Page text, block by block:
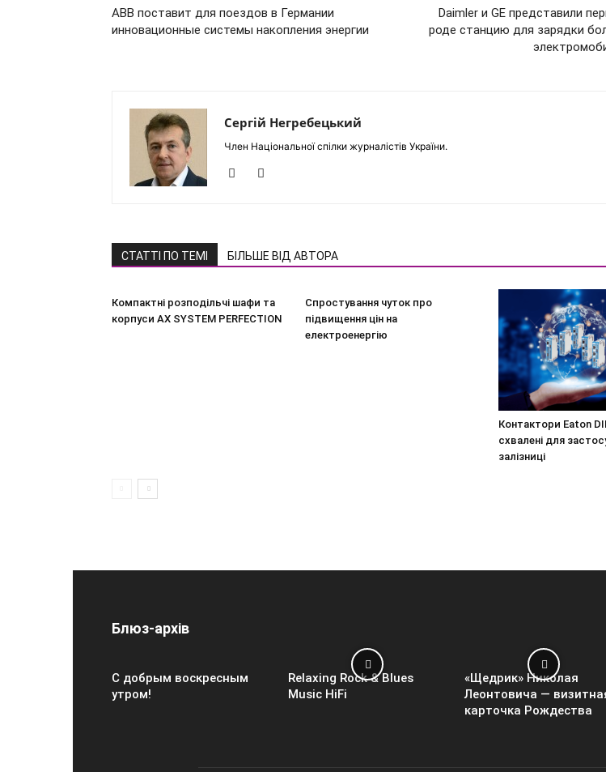
ABB поставит для поездов в Германии
инновационные системы накопления энергии
Daimler и GE представили
роде станцию для зарядки
Сергій Негребецький
Член Національної спілки журналістів України.
СТАТТІ ПО ТЕМІ БІЛЬШЕ ВІД АВТОРА
Компактні розподільчі шафи та
корпуси AX SYSTEM PERFECTION
Спростування чуток про
підвищення цін на
електроенергію
Контактори Eaton
схвалені для
залізниці
Блюз-архів
С добрым воскресным
утром!
Relaxing Rock & Blues
Music HiFi
«Щедрик» Николая
Леонтовича —
карточка Рождества